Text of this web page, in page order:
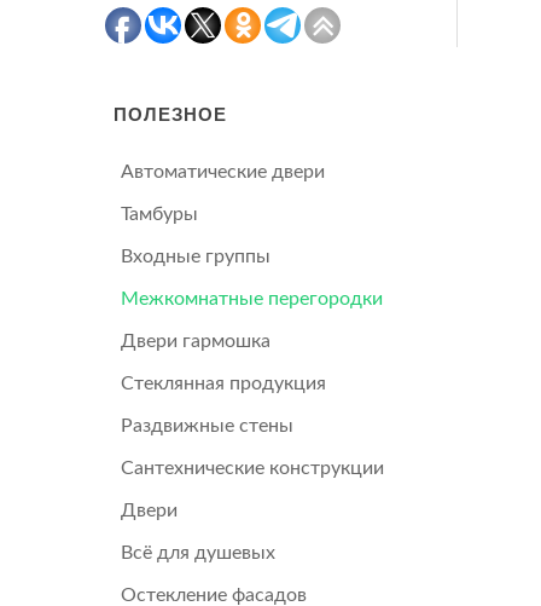
ПОЛЕЗНОЕ
Автоматические двери
Тамбуры
Входные группы
Межкомнатные перегородки
Двери гармошка
Стеклянная продукция
Раздвижные стены
Сантехнические конструкции
Двери
Всё для душевых
Остекление фасадов